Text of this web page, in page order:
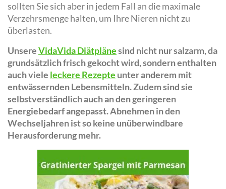
sollten Sie sich aber in jedem Fall an die maximale
Verzehrsmenge halten, um Ihre Nieren nicht zu
überlasten.
UnsereVidaVida Diätplänesind nicht nur salzarm, da
grundsätzlich frisch gekocht wird, sondern enthalten
auch viele leckere Rezepte unter anderem mit
entwässernden Lebensmitteln. Zudem sind sie
selbstverständlich auch an den geringeren
Energiebedarf angepasst. Abnehmen in den
Wechseljahren ist so keine unüberwindbare
Herausforderung mehr.